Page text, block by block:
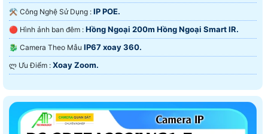
⚒ Công Nghệ Sử Dụng : IP POE.
🔴 Hình ảnh ban đêm : Hồng Ngoại 200m Hồng Ngoại Smart IR.
🐉️ Camera Theo Mẫu IP67 xoay 360.
️ლ Ưu Điểm : Xoay Zoom.